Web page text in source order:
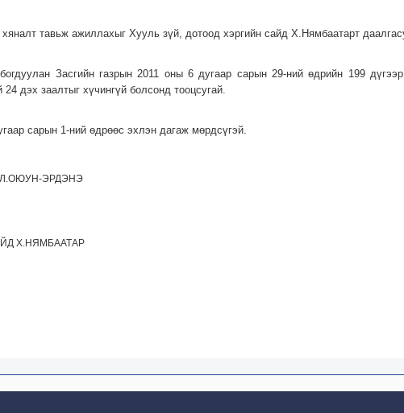
тавьж ажиллахыг Хууль зүй, дотоод хэргийн сайд Х.Нямбаатарт
Засгийн газрын 2011 оны 6 дугаар сарын 29-ний өдрийн 199
дэх заалтыг хүчингүй болсонд тооцсугай.
сарын 1-ний өдрөөс эхлэн дагаж мөрдсүгэй.
ЭРДЭНЭ
Х.НЯМБААТАР